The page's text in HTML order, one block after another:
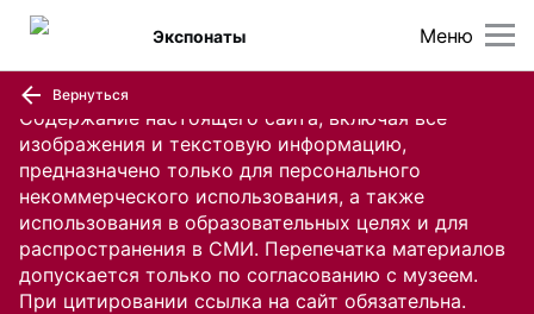
Содержание настоящего сайта, включая все
изображения и текстовую информацию,
предназначено только для персонального
некоммерческого использования, а также
использования в образовательных целях и для
распространения в СМИ. Перепечатка материалов
допускается только по согласованию с музеем.
При цитировании ссылка на сайт обязательна.
Меню
Экспонаты
Вернуться